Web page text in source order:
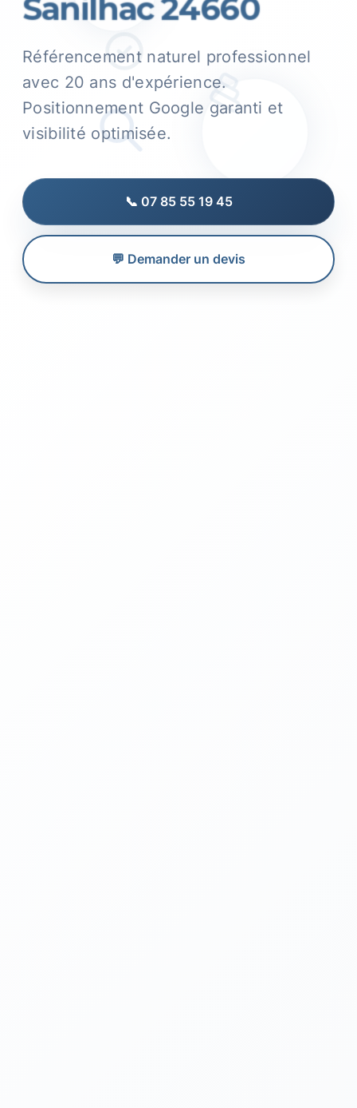
Référencement naturel professionnel
avec 20 ans d'expérience.
Positionnement Google garanti et
visibilité optimisée.
📞 07 85 55 19 45
💬 Demander un devis